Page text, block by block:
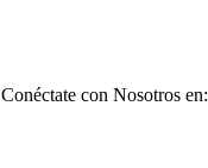
Conéctate con Nosotros en: